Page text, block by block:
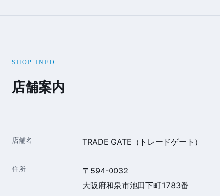
SHOP INFO
店舗案内
店舗名 TRADE GATE（トレードゲート）
住所
〒594-0032
大阪府和泉市池田下町1783番